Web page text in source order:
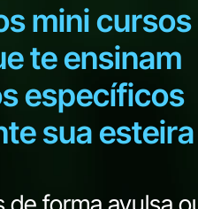
mini cursos
te ensinam
específicos
sua esteira